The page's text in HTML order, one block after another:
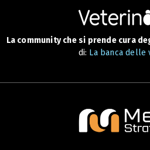
La community che si prende cura
di: La banca delle